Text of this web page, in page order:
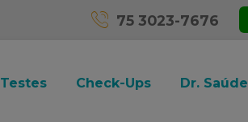
75 3023-7676
Testes Check-Ups Dr. Saúde